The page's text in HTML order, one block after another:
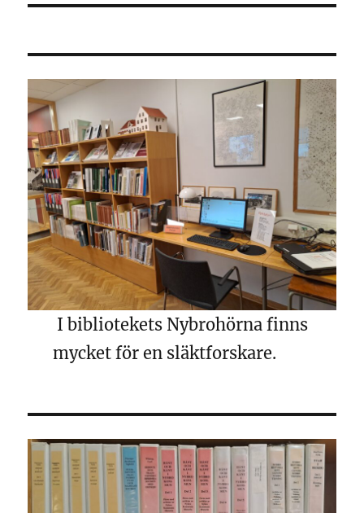
I bibliotekets Nybrohörna finns
mycket för en släktforskare.